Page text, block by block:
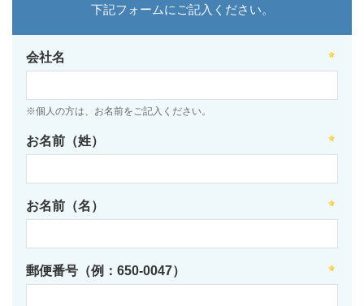
下記フォームにご記入ください。
会社名
※個人の方は、お名前をご記入ください。
お名前（姓）
お名前（名）
郵便番号（例：650-0047）